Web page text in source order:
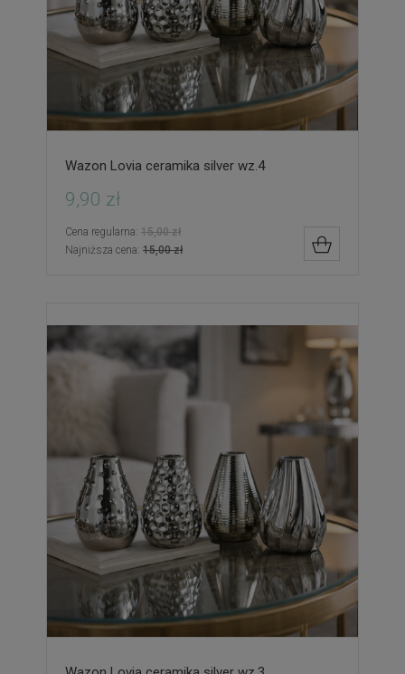
Wazon Lovia ceramika silver wz.4
9,90 zł
Cena regularna: 15,00 zł
Najniższa cena: 15,00 zł